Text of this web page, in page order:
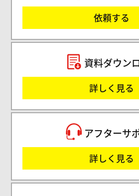
依頼する
資料ダウン
詳しく見る
アフターサ
詳しく見る